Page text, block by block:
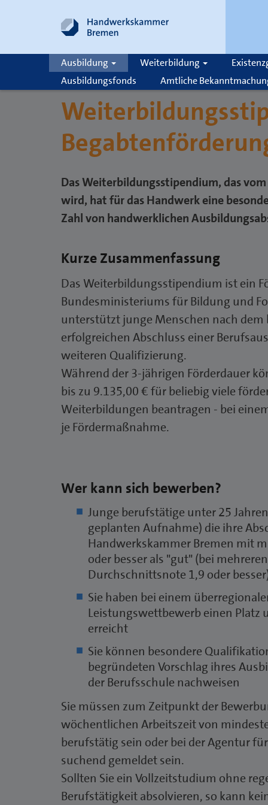
Ausbildung Weiterbildung
Ausbildungsfonds
Amtliche
Suche
Das Weiterbildungsstipendium, das
wird, hat für das Handwerk eine
Zahl von handwerklichen
Kurze Zusammenfassung
Das Weiterbildungsstipendium ist ein
Bundesministeriums für Bildung und
unterstützt junge Menschen nach dem
erfolgreichen Abschluss einer
weiteren Qualifizierung.
Während der 3-jährigen Förderdauer
bis zu 9.135,00 € für beliebig viele
Weiterbildungen beantragen - bei
je Fördermaßnahme.
Wer kann sich bewerben?
Junge berufstätige unter 25
geplanten Aufnahme) die ihre
Handwerkskammer Bremen mit
oder besser als "gut" (bei
Durchschnittsnote 1,9 oder
Sie haben bei einem
Leistungswettbewerb einen Platz
erreicht
Sie können besondere
begründeten Vorschlag ihres
der Berufsschule nachweisen
Sie müssen zum Zeitpunkt der
wöchentlichen Arbeitszeit von
berufstätig sein oder bei der Agentur
suchend gemeldet sein.
Sollten Sie ein Vollzeitstudium ohne
Berufstätigkeit absolvieren, so kann